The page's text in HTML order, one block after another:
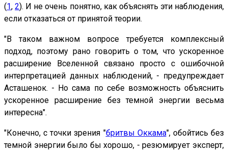
(1,2). И не очень понятно, как объяснять эти наблюдения,
если отказаться от принятой теории.
"В таком важном вопросе требуется комплексный
подход, поэтому рано говорить о том, что ускоренное
расширение Вселенной связано просто с ошибочной
интерпретацией данных наблюдений, - предупреждает
Асташенок. - Но сама по себе возможность объяснить
ускоренное расширение без темной энергии весьма
интересна".
"Конечно, с точки зрения "бритвы Оккама", обойтись без
темной энергии было бы хорошо, - резюмирует эксперт,